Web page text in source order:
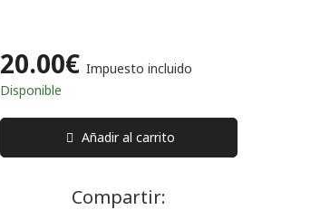
20.00€ Impuesto incluido
Disponible
Añadir al carrito
Compartir: